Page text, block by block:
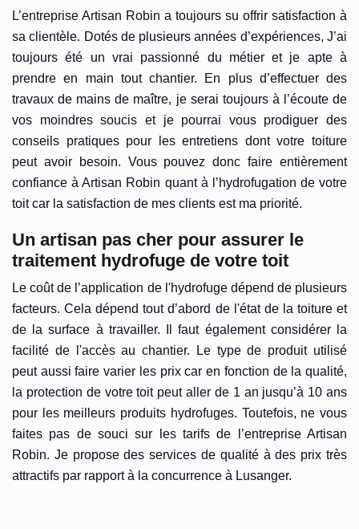
L’entreprise Artisan Robin a toujours su offrir satisfaction à
sa clientèle. Dotés de plusieurs années d’expériences, J’ai
toujours été un vrai passionné du métier et je apte à
prendre en main tout chantier. En plus d’effectuer des
travaux de mains de maître, je serai toujours à l’écoute de
vos moindres soucis et je pourrai vous prodiguer des
conseils pratiques pour les entretiens dont votre toiture
peut avoir besoin. Vous pouvez donc faire entièrement
confiance à Artisan Robin quant à l’hydrofugation de votre
toit car la satisfaction de mes clients est ma priorité.
Un artisan pas cher pour assurer le
traitement hydrofuge de votre toit
Le coût de l’application de l'hydrofuge dépend de plusieurs
facteurs. Cela dépend tout d’abord de l'état de la toiture et
de la surface à travailler. Il faut également considérer la
facilité de l'accès au chantier. Le type de produit utilisé
peut aussi faire varier les prix car en fonction de la qualité,
la protection de votre toit peut aller de 1 an jusqu’à 10 ans
pour les meilleurs produits hydrofuges. Toutefois, ne vous
faites pas de souci sur les tarifs de l’entreprise Artisan
Robin. Je propose des services de qualité à des prix très
attractifs par rapport à la concurrence à Lusanger.